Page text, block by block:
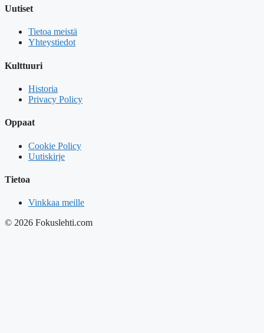
Uutiset
Tietoa meistä
Yhteystiedot
Kulttuuri
Historia
Privacy Policy
Oppaat
Cookie Policy
Uutiskirje
Tietoa
Vinkkaa meille
© 2026 Fokuslehti.com